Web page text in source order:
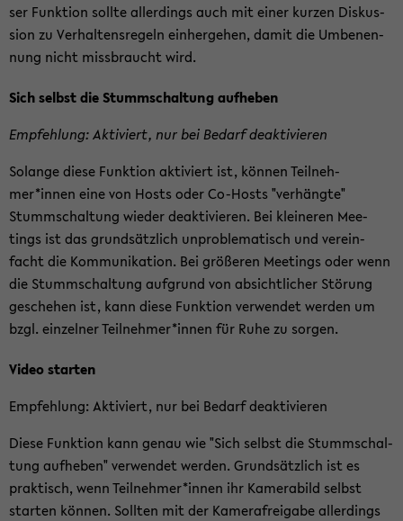
ser Funk­ti­on soll­te al­ler­dings auch mit einer kur­zen Dis­kus­
si­on zu Ver­hal­tens­re­geln ein­her­ge­hen, damit die Um­be­nen­
nung nicht miss­braucht wird.
Sich selbst die Stumm­schal­tung auf­he­ben
Emp­feh­lung: Ak­ti­viert, nur bei Be­darf de­ak­ti­vie­ren
So­lan­ge diese Funk­ti­on ak­ti­viert ist, kön­nen Teil­neh­
mer*innen eine von Hosts oder Co-​Hosts "ver­häng­te"
Stumm­schal­tung wie­der de­ak­ti­vie­ren. Bei klei­ne­ren Mee­
tings ist das grund­sätz­lich un­pro­ble­ma­tisch und ver­ein­
facht die Kom­mu­ni­ka­ti­on. Bei grö­ße­ren Mee­tings oder wenn
die Stumm­schal­tung auf­grund von ab­sicht­li­cher Stö­rung
ge­sche­hen ist, kann diese Funk­ti­on ver­wen­det wer­den um
bzgl. ein­zel­ner Teil­neh­mer*innen für Ruhe zu sor­gen.
Video star­ten
Emp­feh­lung: Ak­ti­viert, nur bei Be­darf de­ak­ti­vie­ren
Diese Funk­ti­on kann genau wie "Sich selbst die Stumm­schal­
tung auf­he­ben" ver­wen­det wer­den. Grund­sätz­lich ist es
prak­tisch, wenn Teil­neh­mer*innen ihr Ka­me­ra­bild selbst
star­ten kön­nen. Soll­ten mit der Ka­me­ra­frei­ga­be al­ler­dings